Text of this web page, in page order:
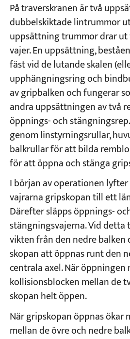
På traverskranen är två
dubbelskiktade lintrummor
uppsättning trummor drar
vajer. En uppsättning,
fäst vid de lutande skalen
upphängningsring och
av gripbalken och fungerar
andra uppsättningen av två
öppnings- och
genom linstyrningsrullar,
balkrullar för att bilda
för att öppna och stänga
I början av operationen
vajrarna gripskopan till ett
Därefter släpps öppnings-
stängningsvajerna. Vid
vikten från den nedre balken
skopan att öppnas runt den
centrala axel. När öppningen
kollisionsblocken mellan de
skopan helt öppen.
När gripskopan öppnas ökar
mellan de övre och nedre